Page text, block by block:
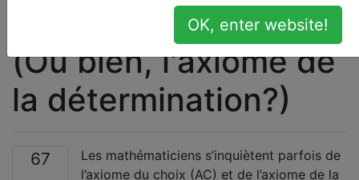
l'axiome du choix?
(Ou bien, l'axiome de
la détermination?)
67
Les mathématiciens s’inquiètent parfois de
l’axiome du choix (AC) et de l’axiome de la
OK, enter website!